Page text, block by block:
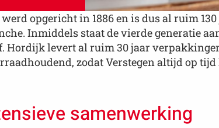
werd opgericht in 1886 en is dus al ruim
Inmiddels staat de vierde generatie
Hordijk levert al ruim 30 jaar
zodat Verstegen altijd op
samenwerking